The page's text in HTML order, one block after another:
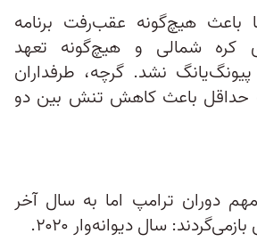
باعث هیچ‌گونه عقب‌رفت برنامه
کره شمالی و هیچ‌گونه تعهد
نشد. گرچه، طرفداران
حداقل باعث کاهش تنش بین دو
دوران ترامپ اما به سال آخر
سال دیوانه‌وار ۲۰۲۰.